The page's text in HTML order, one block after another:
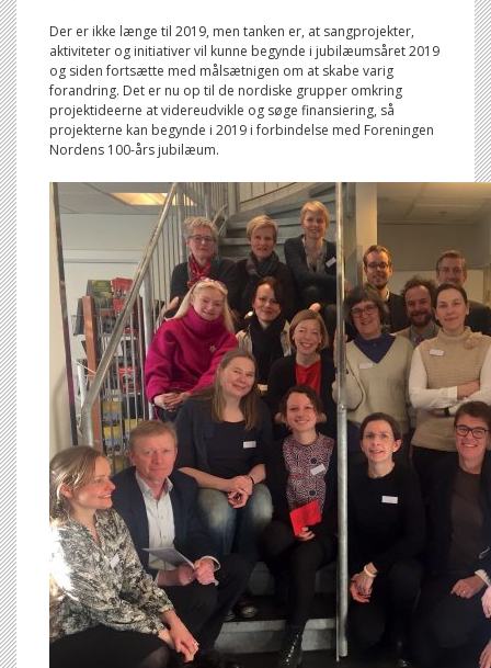
Der er ikke længe til 2019, men tanken er, at sangprojekter,
aktiviteter og initiativer vil kunne begynde i jubilæumsåret 2019
og siden fortsætte med målsætnigen om at skabe varig
forandring. Det er nu op til de nordiske grupper omkring
projektideerne at videreudvikle og søge finansiering, så
projekterne kan begynde i 2019 i forbindelse med Foreningen
Nordens 100-års jubilæum.